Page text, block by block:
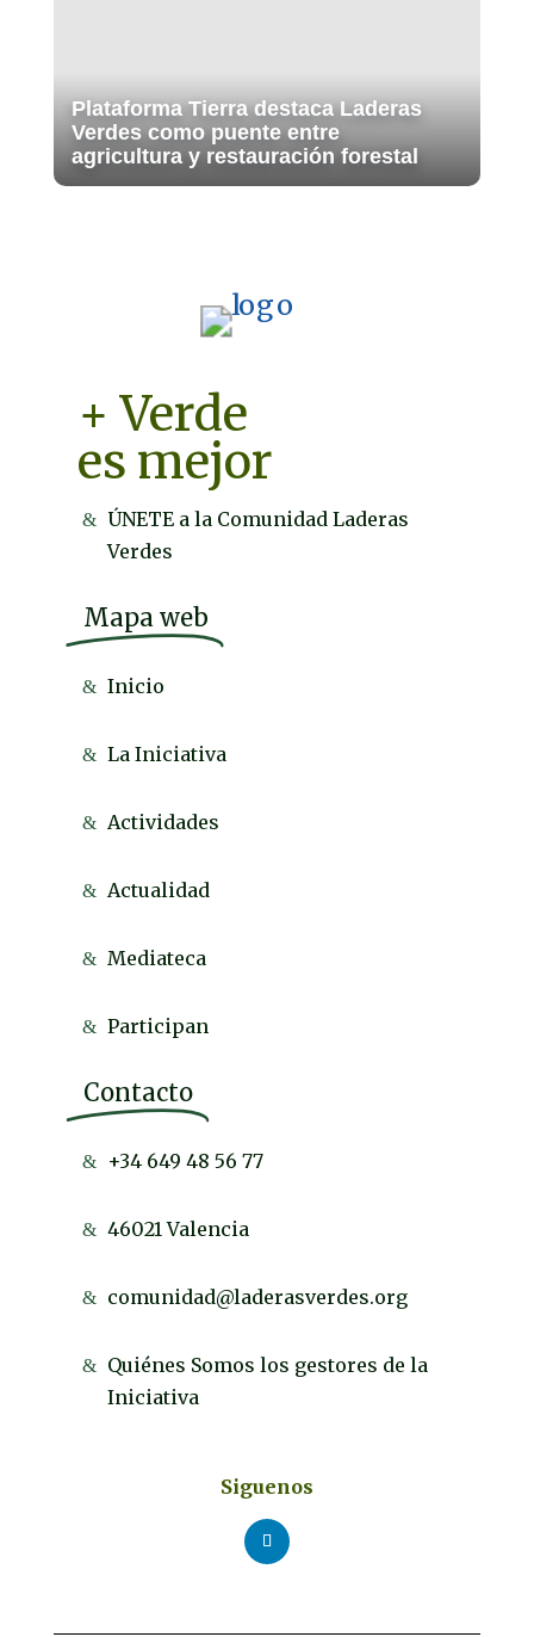
Plataforma Tierra destaca Laderas
Verdes como puente entre
agricultura y restauración forestal
+ Verde
es mejor
ÚNETE a la Comunidad Laderas
Verdes
Mapa web
Inicio
La Iniciativa
Actividades
Actualidad
Mediateca
Participan
Contacto
+34 649 48 56 77
46021 Valencia
comunidad@laderasverdes.org
Quiénes Somos los gestores de la
Iniciativa
Siguenos